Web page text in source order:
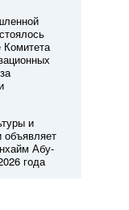
Комитета
и
объявляет
Абу-
года